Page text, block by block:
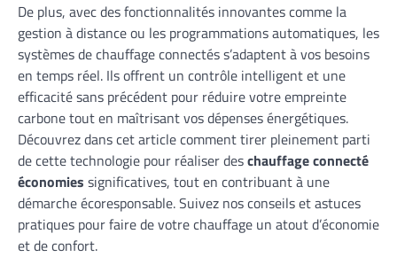
De plus, avec des fonctionnalités innovantes comme la
gestion à distance ou les programmations automatiques, les
systèmes de chauffage connectés s’adaptent à vos besoins
en temps réel. Ils offrent un contrôle intelligent et une
efficacité sans précédent pour réduire votre empreinte
carbone tout en maîtrisant vos dépenses énergétiques.
Découvrez dans cet article comment tirer pleinement parti
de cette technologie pour réaliser deschauffage connecté
économies significatives, tout en contribuant à une
démarche écoresponsable. Suivez nos conseils et astuces
pratiques pour faire de votre chauffage un atout d’économie
et de confort.